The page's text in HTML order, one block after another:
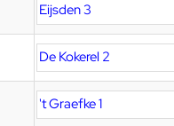
Eijsden 3
De Kokerel 2
't Graefke 1